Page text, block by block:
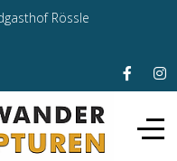
Rössle